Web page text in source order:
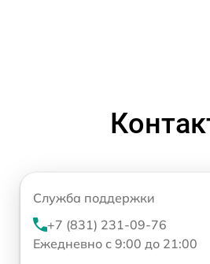
Служба поддержки
+7 (831) 231-09-76
Ежедневно с 9:00 до 21:00